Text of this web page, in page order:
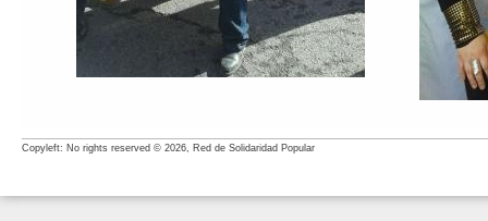
Copyleft: No rights reserved © 2026, Red de Solidaridad Popular